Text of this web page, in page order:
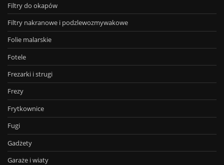
Filtry do okapów
Filtry nakranowe i podzlewozmywakowe
Folie malarskie
Fotele
Frezarki i strugi
Frezy
Frytkownice
Fugi
Gadżety
Garaże i wiaty